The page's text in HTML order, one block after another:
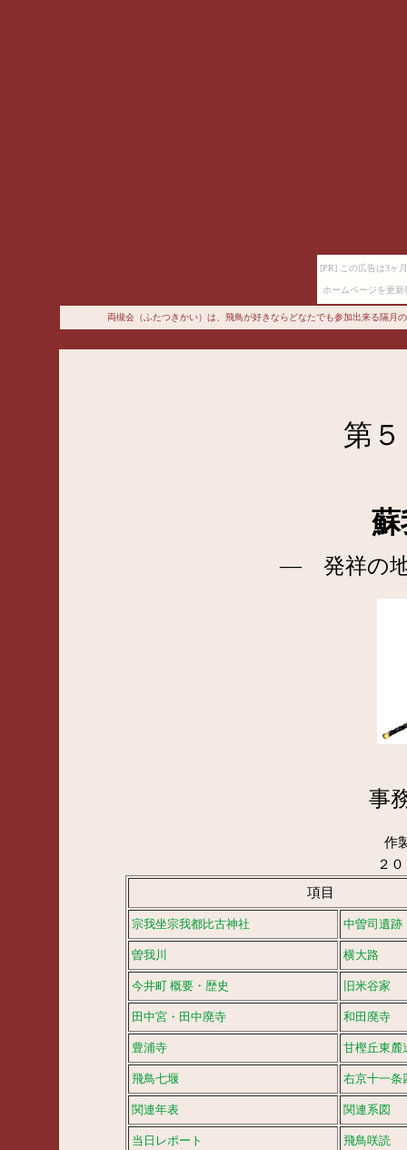
[PR] この広告は3ヶ
ホームページを更
両槻会（ふたつきかい）は、飛鳥が好きならどなたでも参加出来る隔
第
― 発祥の
事
作
２
項目
宗我坐宗我都比古神社 中曽司遺跡
曽我川 横大路
今井町 概要・歴史 旧米谷家
田中宮・田中廃寺 和田廃寺
豊浦寺 甘樫丘東麓
飛鳥七堰 右京十一条
関連年表 関連系図
当日レポート 飛鳥咲読